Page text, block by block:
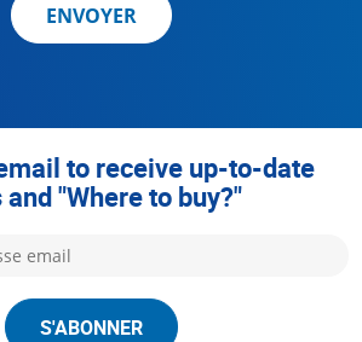
ENVOYER
to receive up-to-date
and "Where to buy?"
S'ABONNER